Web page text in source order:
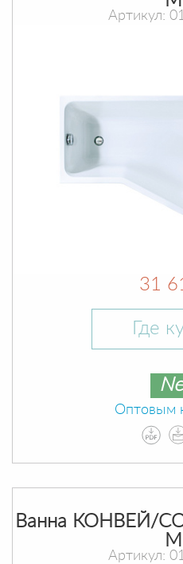
Артикул:
31
Где
Оптовым
Ванна КОНВЕЙ/
МГ
Артикул: